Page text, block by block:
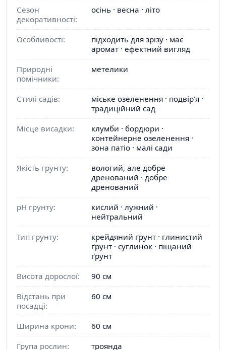
Сезон
декоративності:
осінь · весна · літо
Особливості:
підходить для зрізу · має
аромат · ефектний вигляд
Природні
помічники:
метелики
Стилі садів:
міське озеленення · подвір'я ·
традиційний сад
Місце висадки:
клумби · бордюри ·
контейнерне озеленення ·
зона патіо · малі сади
Якість грунту:
вологий, але добре
дренований · добре
дренований
pH грунту:
кислий · лужний ·
нейтральний
Тип грунту:
крейдяний ґрунт · глинистий
ґрунт · суглинок · піщаний
ґрунт
Висота дорослої:
90 см
Відстань при
посадці:
60 см
Ширина крони:
60 см
Група рослин:
троянда